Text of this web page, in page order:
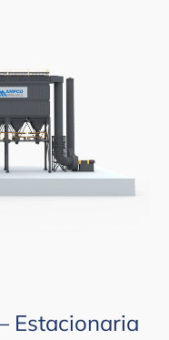
Estacionaria